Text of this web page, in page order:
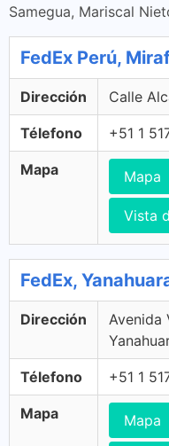
Samegua, Mariscal
FedEx Perú,
Dirección Calle
Télefono +51 1
Mapa Mapa
Vista
FedEx,
Dirección
Avenida
Télefono +51 1
Mapa Mapa